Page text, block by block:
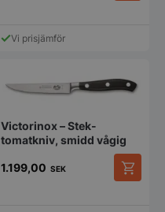
Vi prisjämför
Victorinox – Stek-
tomatkniv, smidd vågig
1.199,00 SEK